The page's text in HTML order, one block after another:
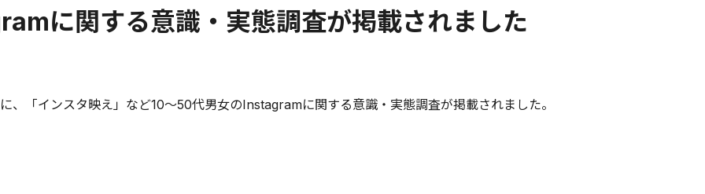
に関する意識・実態調査が掲載されました
に、「インスタ映え」など10～50代男女のInstagramに関する意識・実態調査が掲載されました。